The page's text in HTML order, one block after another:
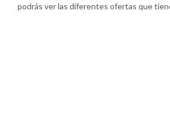
podrás ver las diferentes ofertas que